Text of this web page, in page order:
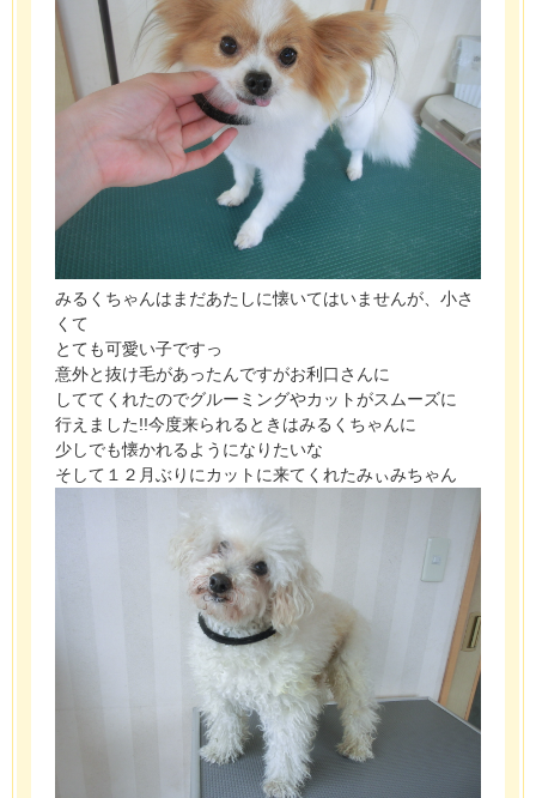
みるくちゃんはまだあたしに懐いてはいませんが、小さ
くて
とても可愛い子ですっ
意外と抜け毛があったんですがお利口さんに
しててくれたのでグルーミングやカットがスムーズに
行えました!!今度来られるときはみるくちゃんに
少しでも懐かれるようになりたいな
そして１２月ぶりにカットに来てくれたみぃみちゃん